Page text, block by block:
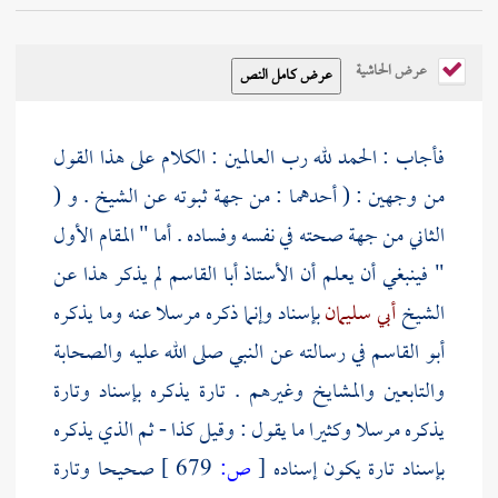
عرض الحاشية
فأجاب : الحمد لله رب العالمين : الكلام على هذا القول
من وجهين : ( أحدهما : من جهة ثبوته عن الشيخ . و (
الثاني من جهة صحته في نفسه وفساده . أما " المقام الأول
" فينبغي أن يعلم أن الأستاذأبا القاسم لم يذكر هذا عن
الشيخأبي سليمانبإسناد وإنما ذكره مرسلا عنه وما يذكره
أبو القاسمفي رسالته عن النبي صلى الله عليه والصحابة
والتابعين والمشايخ وغيرهم . تارة يذكره بإسناد وتارة
يذكره مرسلا وكثيرا ما يقول : وقيل كذا - ثم الذي يذكره
بإسناد تارة يكون إسناده [ص:
صحيحا وتارة